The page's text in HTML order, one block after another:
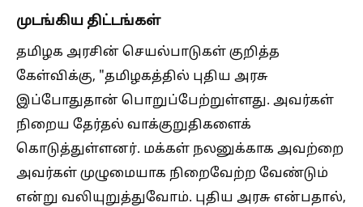
முடங்கிய திட்டங்கள்
தமிழக அரசின் செயல்பாடுகள் குறித்த
கேள்விக்கு, "தமிழகத்தில் புதிய அரசு
இப்போதுதான் பொறுப்பேற்றுள்ளது. அவர்கள்
நிறைய தேர்தல் வாக்குறுதிகளைக்
கொடுத்துள்ளனர். மக்கள் நலனுக்காக அவற்றை
அவர்கள் முழுமையாக நிறைவேற்ற வேண்டும்
என்று வலியுறுத்துவோம். புதிய அரசு என்பதால்,